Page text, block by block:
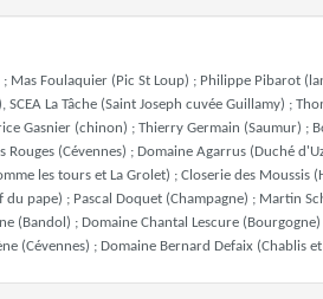
; Mas Foulaquier (Pic St Loup) ; Philippe Pibarot
La Tâche (Saint Joseph cuvée Guillamy) ;
Gasnier (chinon) ; Thierry Germain (Saumur) ;
Rouges (Cévennes) ; Domaine Agarrus (Duché
les tours et La Grolet) ; Closerie des Moussis
pape) ; Pascal Doquet (Champagne) ; Martin
(Bandol) ; Domaine Chantal Lescure (Bourgogne)
(Cévennes) ; Domaine Bernard Defaix (Chablis